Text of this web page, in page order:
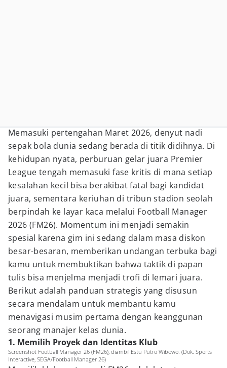
Memasuki pertengahan Maret 2026, denyut nadi
sepak bola dunia sedang berada di titik didihnya. Di
kehidupan nyata, perburuan gelar juara Premier
League tengah memasuki fase kritis di mana setiap
kesalahan kecil bisa berakibat fatal bagi kandidat
juara, sementara keriuhan di tribun stadion seolah
berpindah ke layar kaca melalui Football Manager
2026 (FM26). Momentum ini menjadi semakin
spesial karena gim ini sedang dalam masa diskon
besar-besaran, memberikan undangan terbuka bagi
kamu untuk membuktikan bahwa taktik di papan
tulis bisa menjelma menjadi trofi di lemari juara.
Berikut adalah panduan strategis yang disusun
secara mendalam untuk membantu kamu
menavigasi musim pertama dengan keanggunan
seorang manajer kelas dunia.
1. Memilih Proyek dan Identitas Klub
Screenshot Football Manager 26 (FM26), diambil Estu Putro Wibowo. (Dok. Sports
Interactive, SEGA/Football Manager 26)